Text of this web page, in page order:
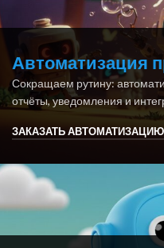
Автоматизация
Сокращаем рутину:
отчёты, уведомления и
ЗАКАЗАТЬ АВТОМАТИЗАЦИЮ